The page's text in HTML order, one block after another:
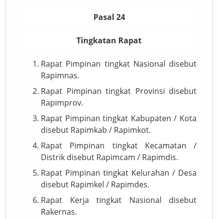
Pasal 24
Tingkatan Rapat
Rapat Pimpinan tingkat Nasional disebut
Rapimnas.
Rapat Pimpinan tingkat Provinsi disebut
Rapimprov.
Rapat Pimpinan tingkat Kabupaten / Kota
disebut Rapimkab / Rapimkot.
Rapat Pimpinan tingkat Kecamatan /
Distrik disebut Rapimcam / Rapimdis.
Rapat Pimpinan tingkat Kelurahan / Desa
disebut Rapimkel / Rapimdes.
Rapat Kerja tingkat Nasional disebut
Rakernas.